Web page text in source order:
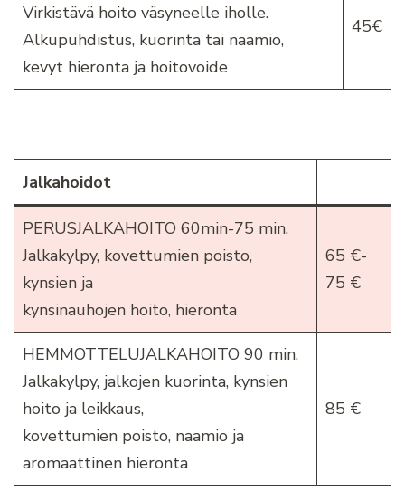
Virkistävä hoito väsyneelle iholle.
Alkupuhdistus, kuorinta tai naamio,
kevyt hieronta ja hoitovoide
45€
Jalkahoidot
PERUSJALKAHOITO 60min-75 min.
Jalkakylpy, kovettumien poisto,
kynsien ja
kynsinauhojen hoito, hieronta
65 €-
75 €
HEMMOTTELUJALKAHOITO 90 min.
Jalkakylpy, jalkojen kuorinta, kynsien
hoito ja leikkaus,
kovettumien poisto, naamio ja
aromaattinen hieronta
85 €